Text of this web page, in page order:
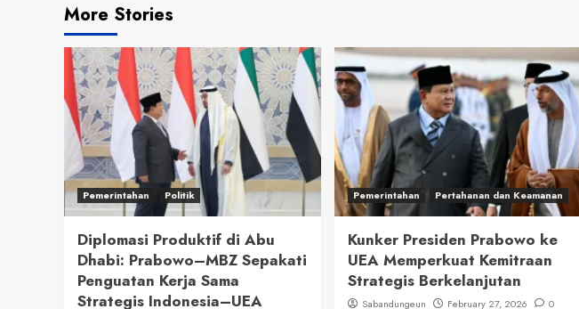
More Stories
Pemerintahan Politik
Diplomasi Produktif di Abu
Dhabi: Prabowo–MBZ Sepakati
Penguatan Kerja Sama
Strategis Indonesia–UEA
Pemerintahan Pertahanan dan Keamanan
Kunker Presiden Prabowo ke
UEA Memperkuat Kemitraan
Strategis Berkelanjutan
Sabandungeun February 27, 2026 0